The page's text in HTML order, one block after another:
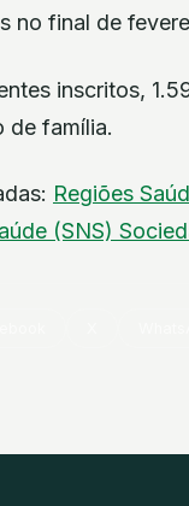
no final de
inscritos,
de família.
Regiões
(SNS)